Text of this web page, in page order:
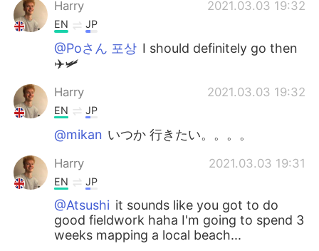
Harry 2021.03.03 19:32
EN JP
@Poさん 포상 I should definitely go then
✈️🛩️
Harry 2021.03.03 19:32
EN JP
@mikan いつか 行きたい。。。。
Harry 2021.03.03 19:31
EN JP
@Atsushi it sounds like you got to do
good fieldwork haha I'm going to spend 3
weeks mapping a local beach...